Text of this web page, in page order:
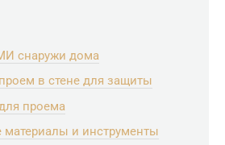
снаружи дома
в стене для защиты
проема
и инструменты